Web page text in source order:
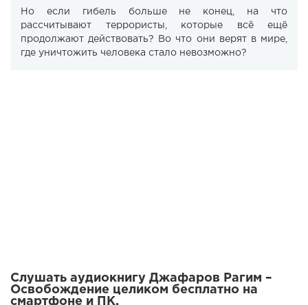
Но если гибель больше не конец, на что
рассчитывают террористы, которые всё ещё
продолжают действовать? Во что они верят в мире,
где уничтожить человека стало невозможно?
Слушать аудиокнигу Джафаров Рагим –
Освобождение целиком бесплатно на
смартфоне и ПК.